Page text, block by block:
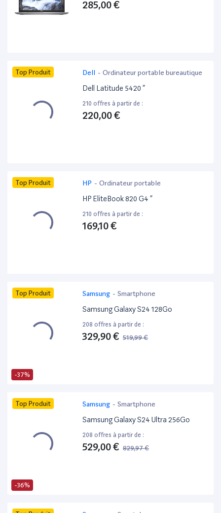
285,00 €
Top Produit Dell - Ordinateur portable bureautique
Dell Latitude 5420 ”
210 offres à partir de :
220,00 €
Top Produit HP - Ordinateur portable
HP EliteBook 820 G4 ”
210 offres à partir de :
169,10 €
-37%
Top Produit Samsung - Smartphone
Samsung Galaxy S24 128Go
208 offres à partir de :
329,90 € 519,99 €
-36%
Top Produit Samsung - Smartphone
Samsung Galaxy S24 Ultra 256Go
208 offres à partir de :
529,00 € 829,97 €